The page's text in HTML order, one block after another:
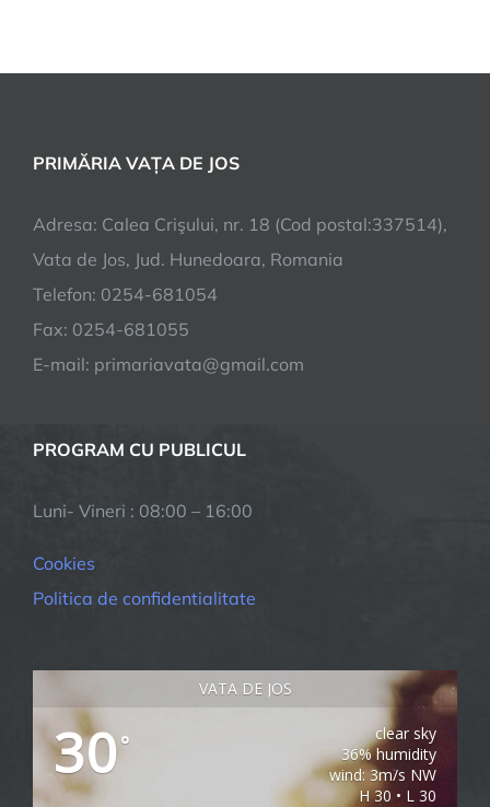
PRIMĂRIA VAȚA DE JOS
Adresa: Calea Crişului, nr. 18 (Cod postal:337514),
Vata de Jos, Jud. Hunedoara, Romania
Telefon: 0254-681054
Fax: 0254-681055
E-mail: primariavata@gmail.com
PROGRAM CU PUBLICUL
Luni- Vineri : 08:00 – 16:00
Cookies
Politica de confidentialitate
VATA DE JOS
30°
clear sky
36% humidity
wind: 3m/s NW
H 30 • L 30